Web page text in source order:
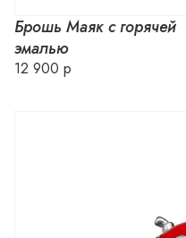
Брошь Маяк с горячей
эмалью
12 900 р